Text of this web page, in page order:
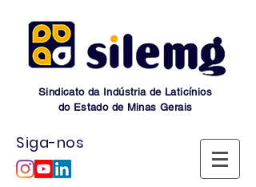
Sindicato da Indústria de Laticínios
do Estado de Minas Gerais
Siga-nos